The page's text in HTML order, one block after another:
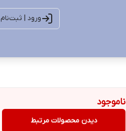
ورود | ثبت‌نام
ناموجود
دیدن محصولات مرتبط